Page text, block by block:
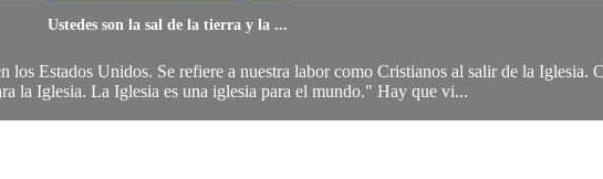
Ustedes son la sal de la tierra y la ...
Estados Unidos. Se refiere a nuestra labor como Cristianos al salir de la
la Iglesia. La Iglesia es una iglesia para el mundo." Hay que vi...